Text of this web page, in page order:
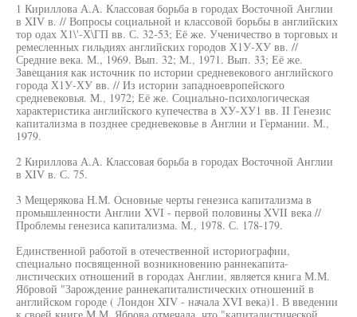
1 Кириллова А.А. Классовая борьба в городах Восточной Англии
в XIV в. // Вопросы социальной и классовой борьбы в английских
тор одах Х1\'-Х\ГП вв. С. 32-53; Её же. Ученичество в торговых и
ремесленных гильдиях английских городов Х1У-ХУ вв. //
Средние века. М., 1969. Вып. 32; М., 1971. Вып. 33; Её же.
Завещания как источник по истории средневекового английского
города Х1У-ХУ вв. // Из истории западноевропейского
средневековья. М., 1972; Её же. Социально-психологическая
характеристика английского купечества в ХУ-ХУ1 вв. II Генезис
капитализма в позднее средневековье в Англии и Германии. М.,
1979.
2 Кириллова А.А. Классовая борьба в городах Восточной Англии
в XIV в. С. 75.
3 Мещерякова Н.М. Основные черты генезиса капитализма в
промышленности Англии XVI - первой половины XVII века //
Проблемы генезиса капитализма. М., 1978. С. 178-179.
Единственной работой в отечественной историографии,
специально посвященной возникновению раннекапита-
листических отношений в городах Англии, является книга М.М.
Ябровой "Зарождение раннекапиталистических отношений в
английском городе ( Лондон XIV - начала XVI века)1. В введении